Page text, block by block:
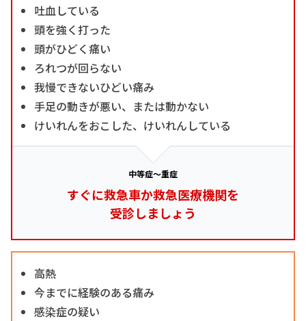
吐血している
頭を強く打った
頭がひどく痛い
ろれつが回らない
我慢できないひどい痛み
手足の動きが悪い、または動かない
けいれんをおこした、けいれんしている
中等症～重症
すぐに救急車か救急医療機関を
受診しましょう
高熱
今までに経験のある痛み
感染症の疑い